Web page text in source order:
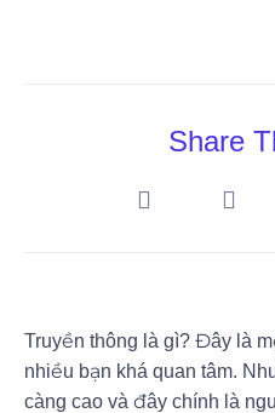
Share
Truyền thông là gì? Đây là
nhiều bạn khá quan tâm.
càng cao và đây chính là